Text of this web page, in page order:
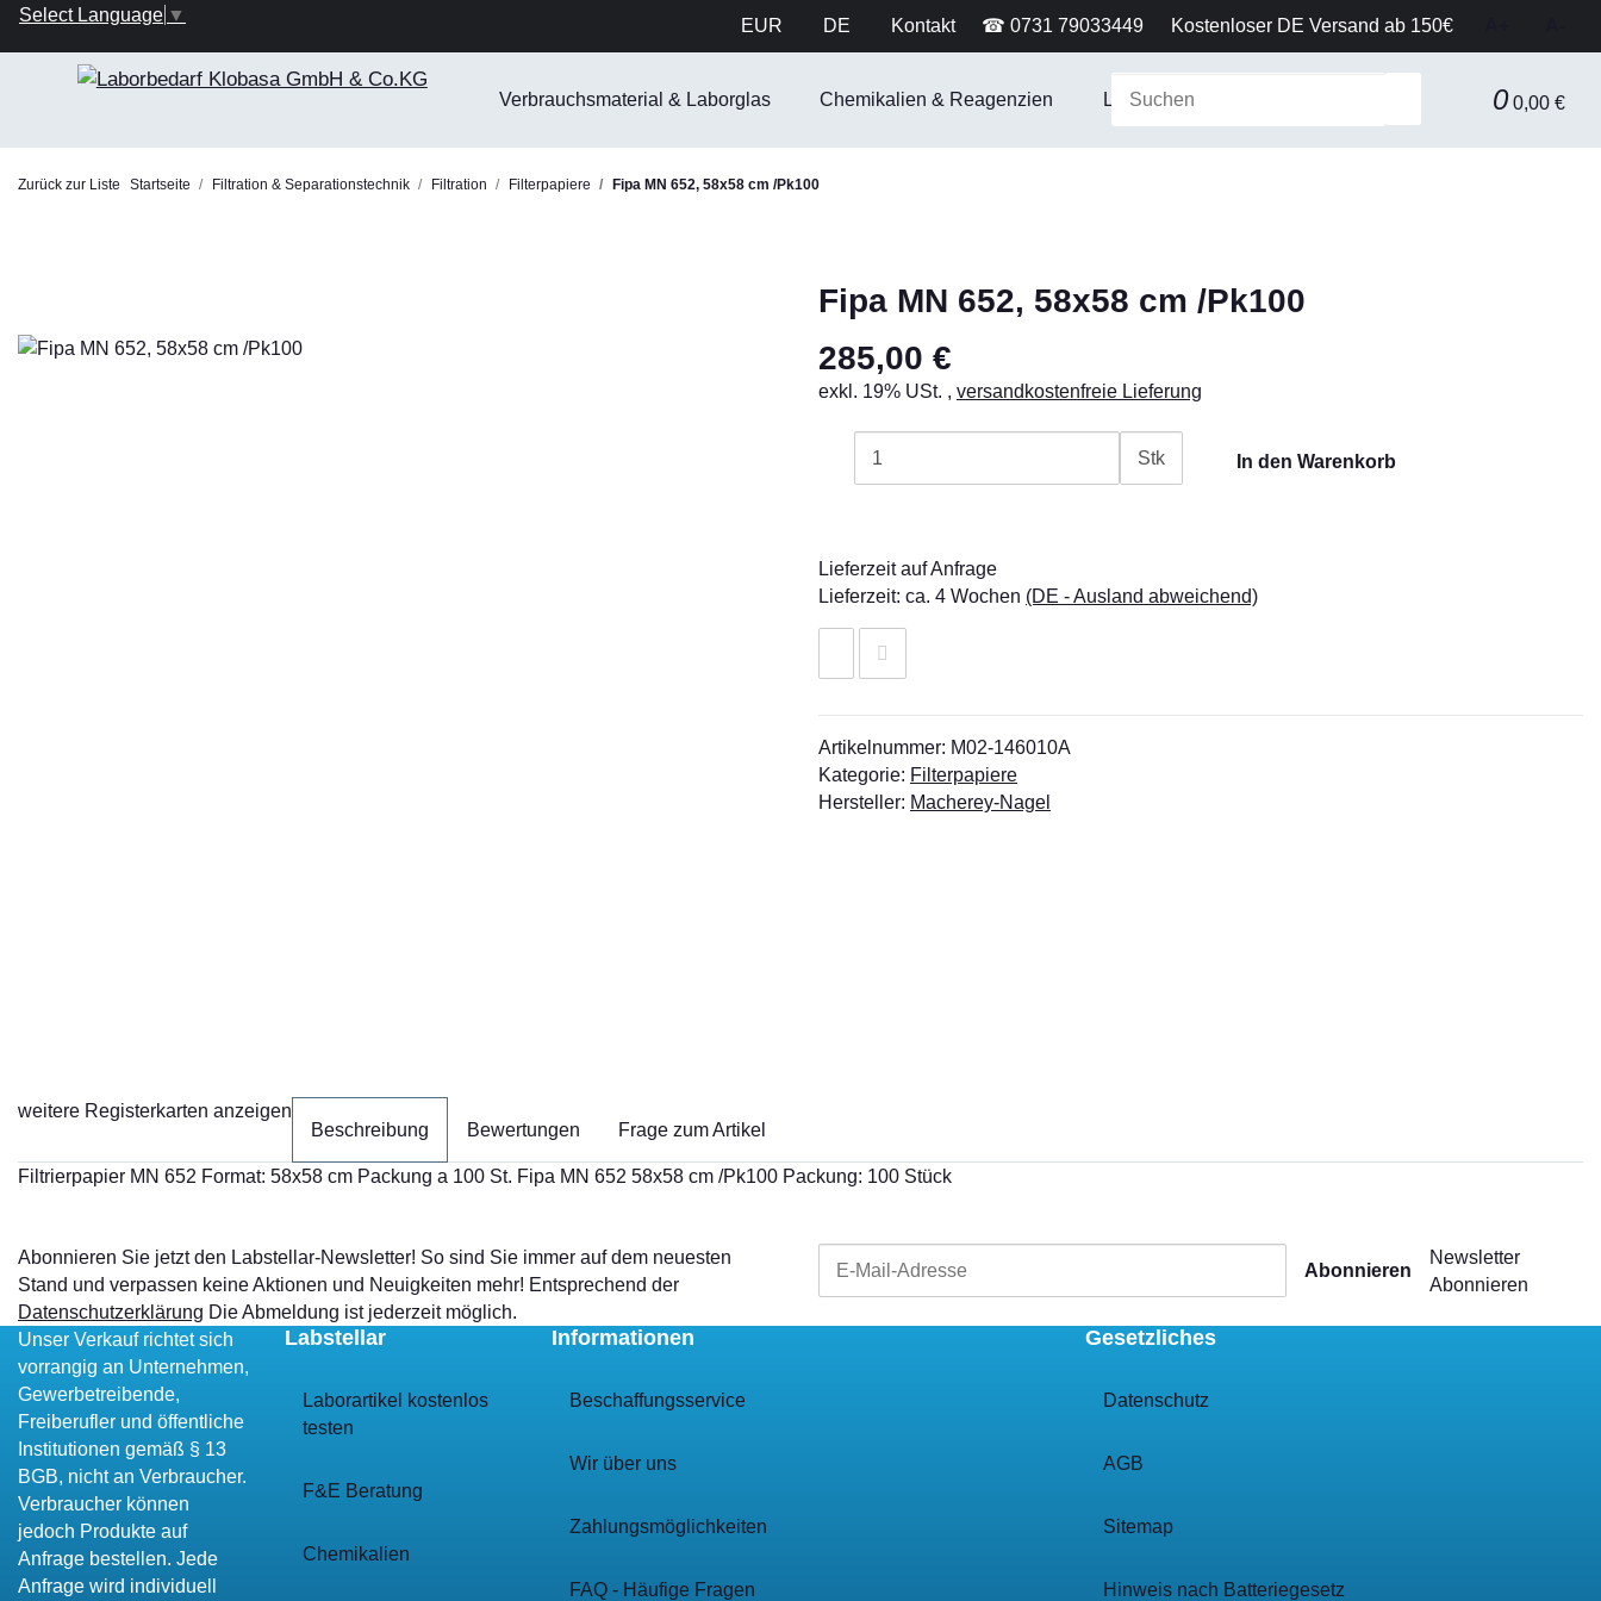
EUR DE Kontakt ☎ 0731 79033449 Kostenloser DE Versand ab 150€
Select Language ▼
0 0,00 €
Verbrauchsmaterial & Laborglas Chemikalien & Reagenzien Laborausstattung & Sicherheit Gerätetechnik
Zurück zur Liste Startseite Filtration & Separationstechnik Filtration Filterpapiere Fipa MN 652, 58x58 cm /Pk100
Fipa MN 652, 58x58 cm /Pk100
285,00 €
exkl. 19% USt. , versandkostenfreie Lieferung
Stk In den Warenkorb
Lieferzeit auf Anfrage
Lieferzeit: ca. 4 Wochen (DE - Ausland abweichend)
Artikelnummer: M02-146010A
Kategorie: Filterpapiere
Hersteller: Macherey-Nagel
weitere Registerkarten anzeigen
Beschreibung
Bewertungen Frage zum Artikel
Filtrierpapier MN 652 Format: 58x58 cm Packung a 100 St. Fipa MN 652 58x58 cm /Pk100 Packung: 100 Stück
Abonnieren Sie jetzt den Labstellar-Newsletter! So sind Sie immer auf dem neuesten
Stand und verpassen keine Aktionen und Neuigkeiten mehr! Entsprechend der
Datenschutzerklärung Die Abmeldung ist jederzeit möglich.
Abonnieren
Newsletter
Abonnieren
Unser Verkauf richtet sich
vorrangig an Unternehmen,
Gewerbetreibende,
Freiberufler und öffentliche
Institutionen gemäß § 13
BGB, nicht an Verbraucher.
Verbraucher können
jedoch Produkte auf
Anfrage bestellen. Jede
Anfrage wird individuell
Labstellar
Laborartikel kostenlos
testen
F&E Beratung
Chemikalien
Informationen
Beschaffungsservice
Wir über uns
Zahlungsmöglichkeiten
FAQ - Häufige Fragen
Gesetzliches
Datenschutz
AGB
Sitemap
Hinweis nach Batteriegesetz